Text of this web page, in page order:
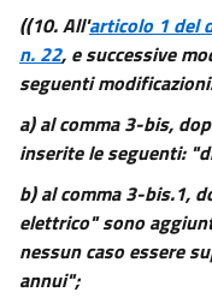
((10. All'articolo 1 del
n. 22, e successive
seguenti
a) al comma 3-bis,
inserite le seguenti:
b) al comma 3-bis.1,
elettrico" sono
nessun caso essere
annui";